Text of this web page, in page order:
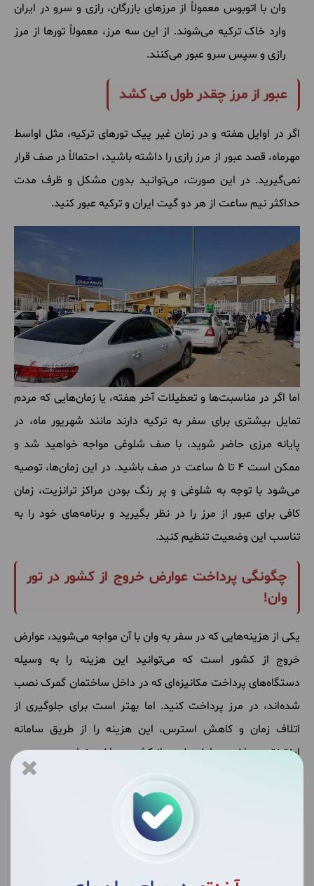
وان با اتوبوس معمولاً از مرزهای بازرگان، رازی و سرو در ایران
وارد خاک ترکیه می‌شوند. از این سه مرز، معمولاً تورها از مرز
رازی و سپس سرو عبور می‌کنند.
عبور از مرز چقدر طول می کشد
اگر در اوایل هفته و در زمان غیر پیک تورهای ترکیه، مثل اواسط
مهرماه، قصد عبور از مرز رازی را داشته باشید، احتمالاً در صف قرار
نمی‌گیرید. در این صورت، می‌توانید بدون مشکل و ظرف مدت
حداکثر نیم ساعت از هر دو گیت ایران و ترکیه عبور کنید.
اما اگر در مناسبت‌ها و تعطیلات آخر هفته، یا زمان‌هایی که مردم
تمایل بیشتری برای سفر به ترکیه دارند مانند شهریور ماه، در
پایانه مرزی حاضر شوید، با صف شلوغی مواجه خواهید شد و
ممکن است 4 تا 5 ساعت در صف باشید. در این زمان‌ها، توصیه
می‌شود با توجه به شلوغی و پر رنگ بودن مراکز ترانزیت، زمان
کافی برای عبور از مرز را در نظر بگیرید و برنامه‌های خود را به
‌تناسب این وضعیت تنظیم کنید.
چگونگی پرداخت عوارض خروج از کشور در تور
وان!
یکی از هزینه‌هایی که در سفر به وان با آن مواجه می‌شوید، عوارض
خروج از کشور است که می‌توانید این هزینه را به وسیله
دستگاه‌های پرداخت مکانیزه‌ای که در داخل ساختمان گمرک نصب
شده‌اند، در مرز پرداخت کنید. اما بهتر است برای جلوگیری از
اتلاف زمان و کاهش استرس، این هزینه را از طریق سامانه
اینترنتی پرداخت عوارض خروج از کشور پرداخت نمایید.